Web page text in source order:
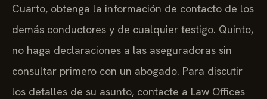
Cuarto, obtenga la información de contacto de los
demás conductores y de cualquier testigo. Quinto,
no haga declaraciones a las aseguradoras sin
consultar primero con un abogado. Para discutir
los detalles de su asunto, contacte a Law Offices